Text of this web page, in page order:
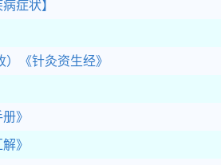
病症状】
《针灸资生经》
》
》